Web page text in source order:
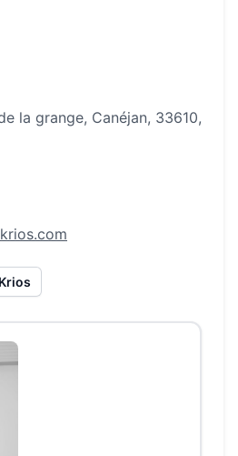
la grange, Canéjan, 33610,